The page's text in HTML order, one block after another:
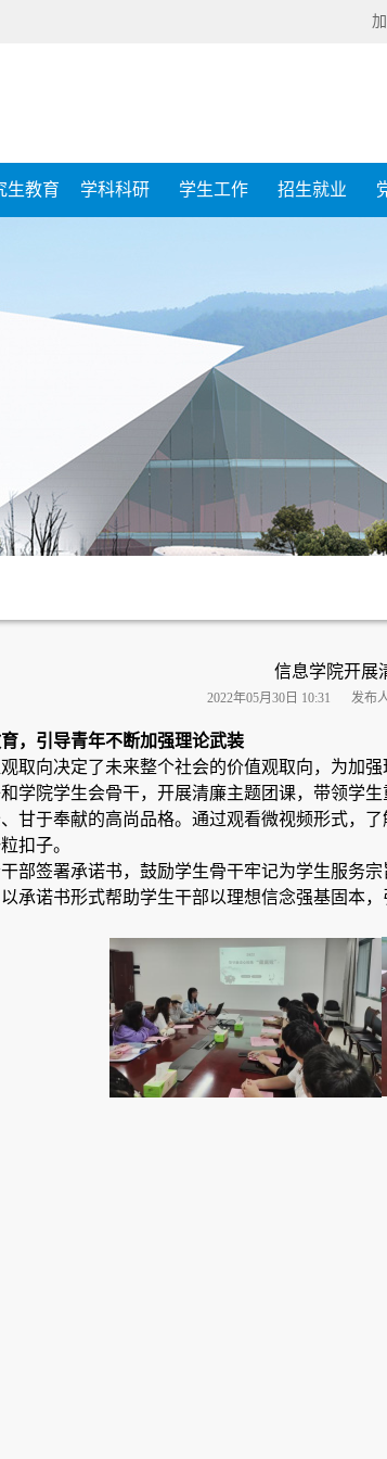
生教育 学科科研 学生工作 招生就业
信息学院开展
2022年05月30日 10:31 发布
，引导青年不断加强理论武装
取向决定了未来整个社会的价值观取向，为加
学院学生会骨干，开展清廉主题团课，带领学
、甘于奉献的高尚品格。通过观看微视频形式，
扣子。
部签署承诺书，鼓励学生骨干牢记为学生服务
承诺书形式帮助学生干部以理想信念强基固本